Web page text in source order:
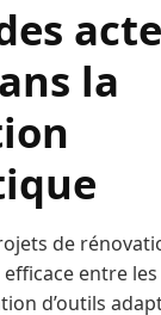
la
de
entre
d’outils